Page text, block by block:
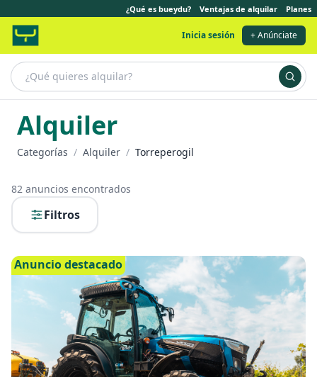
¿Qué es bueydu? Ventajas de alquilar Planes
Inicia sesión + Anúnciate
Alquiler
Categorías / Alquiler / Torreperogil
82 anuncios encontrados
Filtros
Anuncio destacado